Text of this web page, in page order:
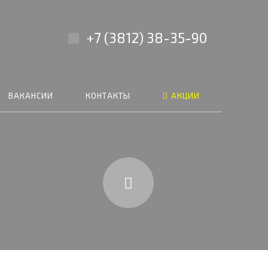
+7 (3812) 38-35-90
ВАКАНСИИ КОНТАКТЫ АКЦИИ